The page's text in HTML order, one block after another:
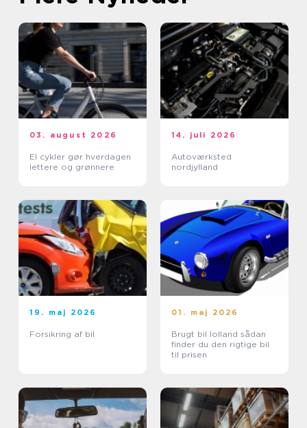
03. august 2026
El cykler gør hverdagen
lettere og grønnere
14. juli 2026
Autoværksted
nordjylland
19. maj 2026
Forsikring af bil
01. maj 2026
Brugt bil lolland sådan
finder du den rigtige bil
til prisen